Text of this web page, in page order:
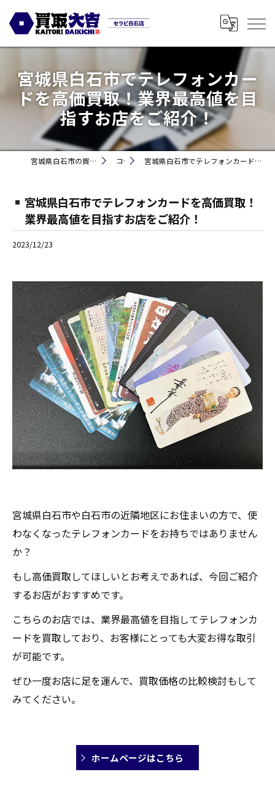
宮城県白石市でテレフォンカー
ドを高価買取！業界最高値を目
指すお店をご紹介！
宮城県白石市の買取なら買取大吉セラビ白石店 コラム 宮城県白石市でテレフォンカードを高価買取！業界最高値を目指すお店をご紹介！
宮城県白石市でテレフォンカードを高価買取！
業界最高値を目指すお店をご紹介！
2023/12/23
宮城県白石市や白石市の近隣地区にお住まいの方で、使
わなくなったテレフォンカードをお持ちではありません
か？
もし高価買取してほしいとお考えであれば、今回ご紹介
するお店がおすすめです。
こちらのお店では、業界最高値を目指してテレフォンカ
ードを買取しており、お客様にとっても大変お得な取引
が可能です。
ぜひ一度お店に足を運んで、買取価格の比較検討もして
みてください。
ホームページはこちら